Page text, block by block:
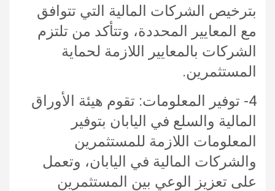
بترخيص الشركات المالية التي تتوافق
مع المعايير المحددة، وتتأكد من تلتزم
الشركات بالمعايير اللازمة لحماية
المستثمرين.
4- توفير المعلومات: تقوم هيئة الأوراق
المالية والسلع في اليابان بتوفير
المعلومات اللازمة للمستثمرين
والشركات المالية في اليابان، وتعمل
على تعزيز الوعي بين المستثمرين